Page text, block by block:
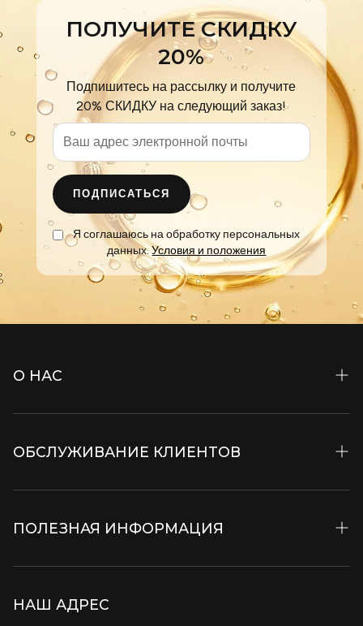
ПОЛУЧИТЕ СКИДКУ
20%
Подпишитесь на рассылку и получите
20% СКИДКУ на следующий заказ!
ПОДПИСАТЬСЯ
Я соглашаюсь на обработку персональных
данных.Условия и положения
О НАС
Ингредиенты
Viopark
Музей Красоты
ОБСЛУЖИВАНИЕ КЛИЕНТОВ
Специализированные журналы
Бонусная карта Виорика
B2B
ПОЛЕЗНАЯ ИНФОРМАЦИЯ
Политика конфиденциальности
НАШ АДРЕС